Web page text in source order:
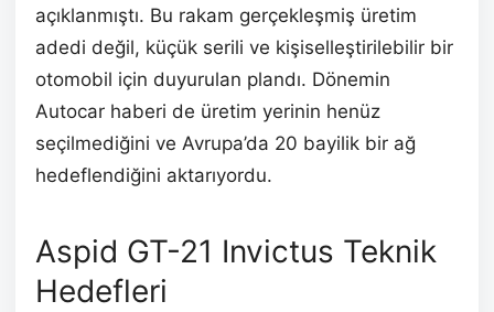
açıklanmıştı. Bu rakam gerçekleşmiş üretim
adedi değil, küçük serili ve kişiselleştirilebilir bir
otomobil için duyurulan plandı. Dönemin
Autocar haberi de üretim yerinin henüz
seçilmediğini ve Avrupa’da 20 bayilik bir ağ
hedeflendiğini aktarıyordu.
Aspid GT-21 Invictus Teknik
Hedefleri